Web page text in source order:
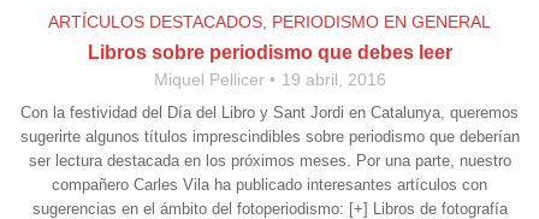
ARTÍCULOS DESTACADOS PERIODISMO EN GENERAL
Libros sobre periodismo que debes leer
Miquel Pellicer 19 abril, 2016
Con la festividad del Día del Libro y Sant Jordi en Catalunya, queremos
sugerirte algunos títulos imprescindibles sobre periodismo que deberían
ser lectura destacada en los próximos meses. Por una parte, nuestro
compañero Carles Vila ha publicado interesantes artículos con
sugerencias en el ámbito del fotoperiodismo: [+] Libros de fotografía